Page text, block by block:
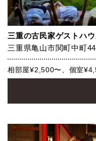
三重の古民家ゲストハ
三重県亀山市関町中町
相部屋¥2,500〜、個室